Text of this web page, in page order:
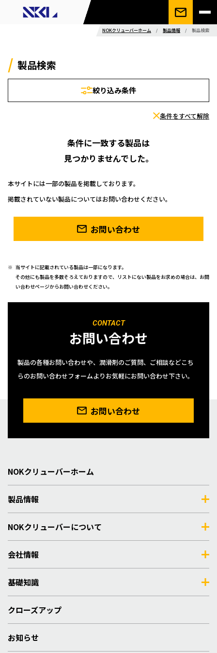
NOKクリューバーホーム / 製品情報 / 製品検索
製品検索
絞り込み条件
条件をすべて解除
条件に一致する製品は
見つかりませんでした。
本サイトには一部の製品を掲載しております。
掲載されていない製品についてはお問い合わせください。
お問い合わせ
当サイトに記載されている製品は一部になります。
その他にも製品を多数そろえておりますので、リストにない製品をお求めの場合は、お問
い合わせページからお問い合わせください。
CONTACT
お問い合わせ
製品の各種お問い合わせや、潤滑剤のご質問、ご相談などこち
らのお問い合わせフォームよりお気軽にお問い合わせ下さい。
お問い合わせ
NOKクリューバーホーム
製品情報
NOKクリューバーについて
会社情報
基礎知識
クローズアップ
お知らせ